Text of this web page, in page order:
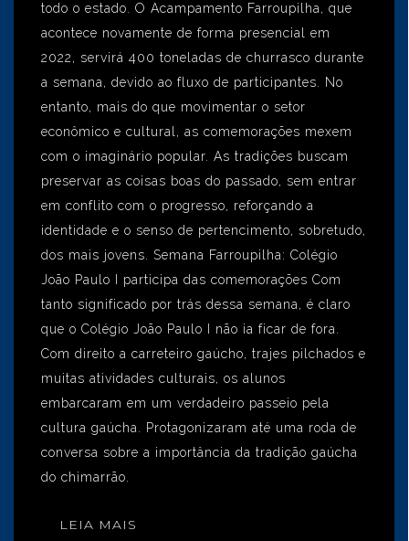
todo o estado. O Acampamento Farroupilha, que
acontece novamente de forma presencial em
2022, servirá 400 toneladas de churrasco durante
a semana, devido ao fluxo de participantes. No
entanto, mais do que movimentar o setor
econômico e cultural, as comemorações mexem
com o imaginário popular. As tradições buscam
preservar as coisas boas do passado, sem entrar
em conflito com o progresso, reforçando a
identidade e o senso de pertencimento, sobretudo,
dos mais jovens. Semana Farroupilha: Colégio
João Paulo I participa das comemorações Com
tanto significado por trás dessa semana, é claro
que o Colégio João Paulo I não ia ficar de fora.
Com direito a carreteiro gaúcho, trajes pilchados e
muitas atividades culturais, os alunos
embarcaram em um verdadeiro passeio pela
cultura gaúcha. Protagonizaram até uma roda de
conversa sobre a importância da tradição gaúcha
do chimarrão.
LEIA MAIS